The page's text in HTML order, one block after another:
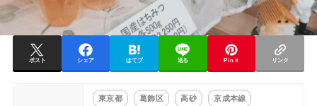
ポスト シェア はてブ 送る Pin it リンク
東京都 葛飾区 高砂 京成本線